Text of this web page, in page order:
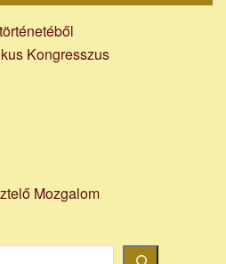
Kongresszus
Mozgalom